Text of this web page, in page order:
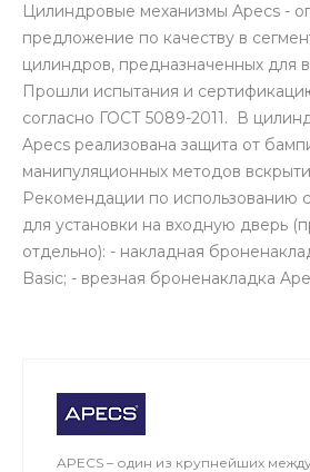
Цилиндровые механизмы Apecs -
предложение по качеству в
цилиндров, предназначенных для
Прошли испытания и
согласно ГОСТ 5089-2011. В
Apecs реализована защита от
манипуляционных методов
Рекомендации по использованию
для установки на входную дверь
отдельно): - накладная
Basic; - врезная броненакладка
APECS – один из крупнейших